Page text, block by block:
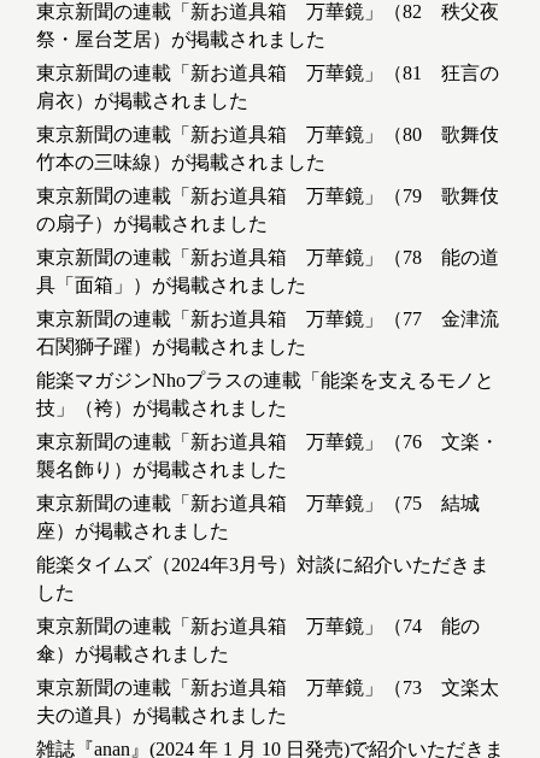
東京新聞の連載「新お道具箱 万華鏡」（82 秩父夜
祭・屋台芝居）が掲載されました
東京新聞の連載「新お道具箱 万華鏡」（81 狂言の
肩衣）が掲載されました
東京新聞の連載「新お道具箱 万華鏡」（80 歌舞伎
竹本の三味線）が掲載されました
東京新聞の連載「新お道具箱 万華鏡」（79 歌舞伎
の扇子）が掲載されました
東京新聞の連載「新お道具箱 万華鏡」（78 能の道
具「面箱」）が掲載されました
東京新聞の連載「新お道具箱 万華鏡」（77 金津流
石関獅子躍）が掲載されました
能楽マガジンNhoプラスの連載「能楽を支えるモノと
技」（袴）が掲載されました
東京新聞の連載「新お道具箱 万華鏡」（76 文楽・
襲名飾り）が掲載されました
東京新聞の連載「新お道具箱 万華鏡」（75 結城
座）が掲載されました
能楽タイムズ（2024年3月号）対談に紹介いただきま
した
東京新聞の連載「新お道具箱 万華鏡」（74 能の
傘）が掲載されました
東京新聞の連載「新お道具箱 万華鏡」（73 文楽太
夫の道具）が掲載されました
雑誌『anan』(2024 年 1 月 10 日発売)で紹介いただきま